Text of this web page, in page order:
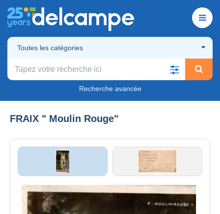
Toutes les catégories
Recherche avancée
FRAIX " Moulin Rouge"